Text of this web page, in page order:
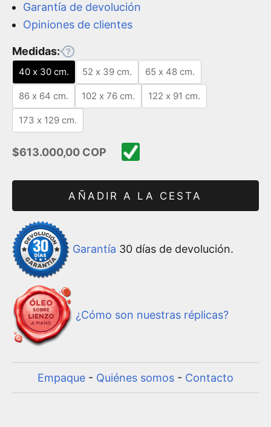
Garantía de devolución
Opiniones de clientes
Medidas:
40 x 30 cm. 52 x 39 cm. 65 x 48 cm.
86 x 64 cm. 102 x 76 cm. 122 x 91 cm.
173 x 129 cm.
Precio de oferta
$613.000,00 COP
AÑADIR A LA CESTA
Garantía 30 días de devolución.
¿Cómo son nuestras réplicas?
Empaque - Quiénes somos - Contacto